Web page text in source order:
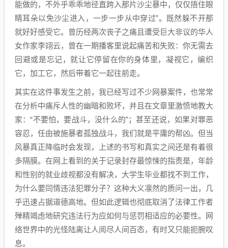
能做的，不外乎乖乖地径直跨入那片沙尘暴中，仅仅捂住眼
睛耳朵以免沙尘进入，一步一步从中穿过”。既然躲不开那
就好好感受它。曾历经两次丧子之痛且遭受巨大非议的华人
女作家李翊云，曾在一期播客里说起痛苦和失败：你无需去
回避或是忘记，就让它停留在你的身体里，凝视它，编织
它，加工它，然后带着它一起往前走。
其实在这件事发生之前，我已经写过不少网暴案件，也常常
在分析中痛斥人性的幽暗和败坏，并且在文章里激愤地教大
家：“不要怕，要战斗，没什么的”；甚至还说，如果对罪恶
容忍，任由被施暴者孤独战斗，我们就是平庸的帮凶。但当
风暴真正降临时会发现，上述的书写和真实之间还是有着很
多隔膜。在网上看到的关于记录封存最惊悚的指责是，年龄
和性别的就业歧视都没有解决，大学生毕业都找不到工作，
为什么要同情违法犯罪分子？这种大义凛然的质问一出，几
乎迅速占据道德高地。但如此逻辑也彻底取消了法律工作者
殚精竭虑地研究违法行为应如何与惩罚相适应的必要性。网
络世界中的光怪陆离让人阅尽人间百态，有时又只能扼腕叹
息。